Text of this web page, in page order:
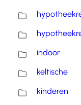
indoor
keltische
kinderen